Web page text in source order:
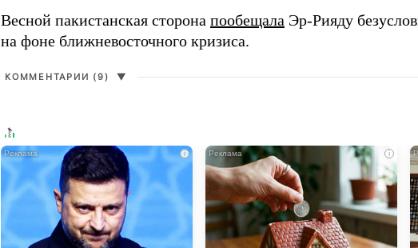
Весной пакистанская сторона пообещала Эр-Рияду
на фоне ближневосточного кризиса.
КОММЕНТАРИИ (9) ▼
i i